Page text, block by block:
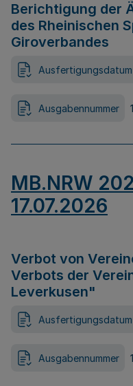
Berichtigung der
des Rheinischen
Giroverbandes
Ausfertigungsdatum
Ausgabennummer
MB.NRW
17.07.2026
Verbot von
Verbots der
Leverkusen"
Ausfertigungsdatum
Ausgabennummer